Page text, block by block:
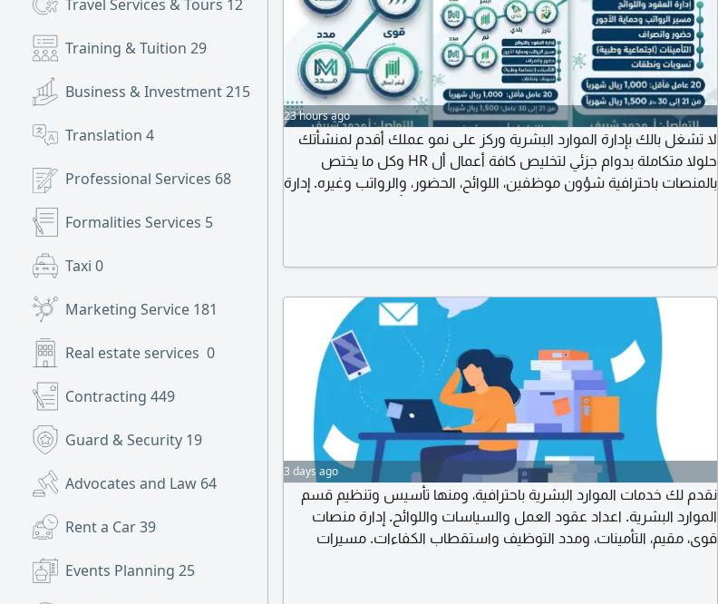
Travel Services & Tours 12
Training & Tuition 29
Business & Investment215
Translation 4
Professional Services 68
Formalities Services 5
Taxi 0
Marketing Service 181
Real estate services 0
Contracting 449
Guard & Security 19
Advocates and Law 64
Rent a Car39
Events Planning 25
23 hours ago
لا تشغل بالك بإدارة الموارد البشرية وركز على نمو عملك أقدم لمنشأتك
حلولا متكاملة بدوام جزئي لتخليص كافة أعمال أل HR وكل ما يختص
بالمنصات باحترافية شؤون موظفين، اللوائح، الحضور، والرواتب وغيره. إدارة
3 days ago
نقدم لك خدمات الموارد البشرية باحترافية، ومنها تأسيس وتنظيم قسم
الموارد البشرية. اعداد عقود العمل والسياسات واللوائح. إدارة منصات
قوى، مقيم، التأمينات، ومدد التوظيف واستقطاب الكفاءات. مسيرات